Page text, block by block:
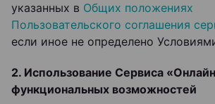
указанных в Общих положениях
Пользовательского соглашения
если иное не определено
2. Использование Сервиса
функциональных возможностей